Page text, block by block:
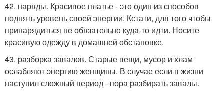
42. наряды. Красивое платье - это один из способов
поднять уровень своей энергии. Кстати, для того чтобы
принарядиться не обязательно куда-то идти. Носите
красивую одежду в домашней обстановке.
43. разборка завалов. Старые вещи, мусор и хлам
ослабляют энергию женщины. В случае если в жизни
наступил сложный период - пора разбирать завалы.